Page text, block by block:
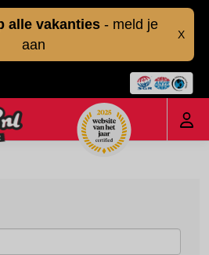
alle vakanties - meld je
aan
X